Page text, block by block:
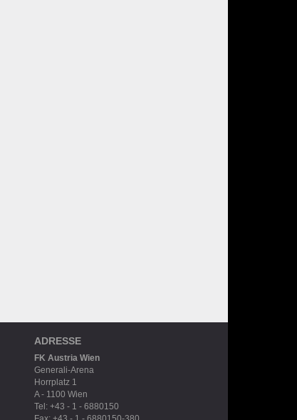
ADRESSE
FK Austria Wien
Generali-Arena
Horrplatz 1
A - 1100 Wien
Tel: +43 - 1 - 6880150